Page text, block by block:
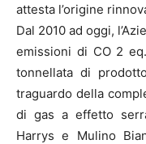
attesta l’origine
Dal 2010 ad oggi,
emissioni di CO 2
tonnellata di
traguardo della
di gas a effetto
Harrys e Mulino